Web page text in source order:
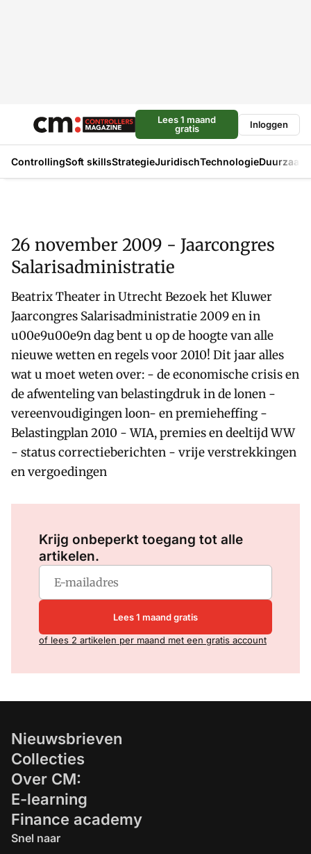
Lees 1 maand
gratis
Inloggen
ControllingSoft skillsStrategieJuridischTechnologie
26 november 2009 - Jaarcongres
Salarisadministratie
Beatrix Theater in Utrecht Bezoek het Kluwer
Jaarcongres Salarisadministratie 2009 en in
u00e9u00e9n dag bent u op de hoogte van alle
nieuwe wetten en regels voor 2010! Dit jaar alles
wat u moet weten over: - de economische crisis en
de afwenteling van belastingdruk in de lonen -
vereenvoudigingen loon- en premieheffing -
Belastingplan 2010 - WIA, premies en deeltijd WW
- status correctieberichten - vrije verstrekkingen
en vergoedingen
Krijg onbeperkt toegang tot alle
artikelen.
Lees 1 maand gratis
of lees 2 artikelen per maand met een gratis account
Nieuwsbrieven
Collecties
Over CM:
E-learning
Finance academy
Snel naar